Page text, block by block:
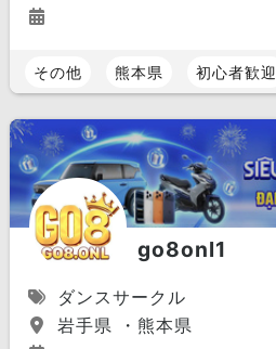
その他 熊本県 初心者歓迎
go8onl1
ダンスサークル
岩手県 ・熊本県